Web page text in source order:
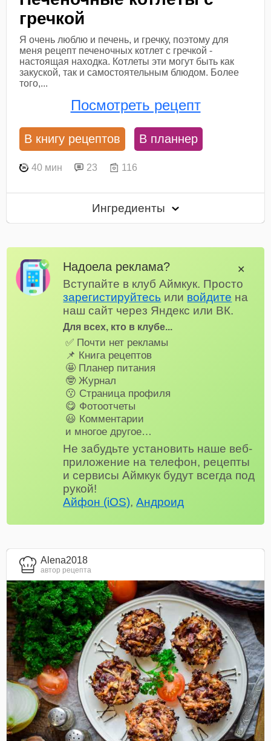
гречкой
Я очень люблю и печень, и гречку, поэтому для
меня рецепт печеночных котлет с гречкой -
настоящая находка. Котлеты эти могут быть как
закуской, так и самостоятельным блюдом. Более
того,...
Посмотреть рецепт
В книгу рецептов В планнер
40 мин 23 116
Ингредиенты
Надоела реклама?
Вступайте в клуб Аймкук. Просто
зарегистируйтесь или войдите на
наш сайт через Яндекс или ВК.
Для всех, кто в клубе...
✅ Почти нет рекламы
📌 Книга рецептов
🤩 Планер питания
🤓 Журнал
😗 Страница профиля
😋 Фотоотчеты
😃 Комментарии
и многое другое…
Не забудьте установить наше веб-
приложение на телефон, рецепты
и сервисы Аймкук будут всегда под
рукой!
Айфон (iOS),Андроид
✕
Alena2018
автор рецепта